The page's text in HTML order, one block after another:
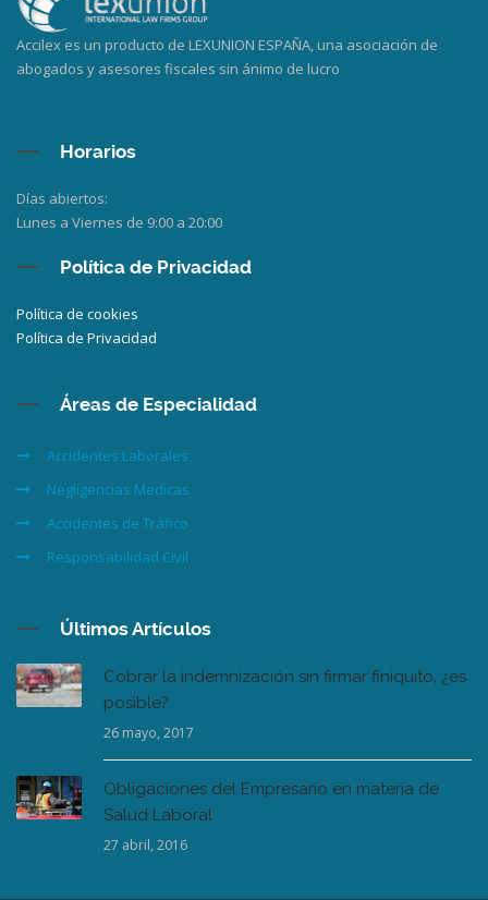
Accilex es un producto de LEXUNION ESPAÑA, una asociación de
abogados y asesores fiscales sin ánimo de lucro
Horarios
Días abiertos:
Lunes a Viernes de 9:00 a 20:00
Política de Privacidad
Política de cookies
Política de Privacidad
Áreas de Especialidad
Accidentes Laborales
Negligencias Medicas
Accidentes de Tráfico
Responsabilidad Civil
Últimos Artículos
Cobrar la indemnización sin firmar finiquito, ¿es
posible?
26 mayo, 2017
Obligaciones del Empresario en materia de
Salud Laboral
27 abril, 2016